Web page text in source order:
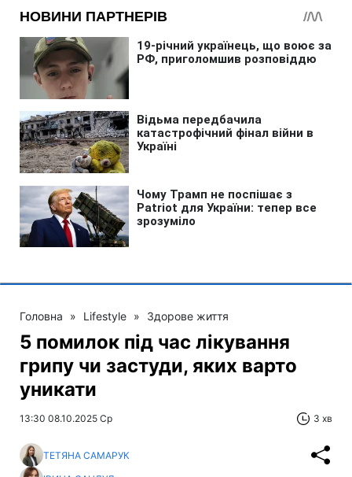
Головна » Lifestyle » Здорове життя
5 помилок під час лікування
грипу чи застуди, яких варто
уникати
13:30 08.10.2025 Ср 3 хв
ТЕТЯНА САМАРУК